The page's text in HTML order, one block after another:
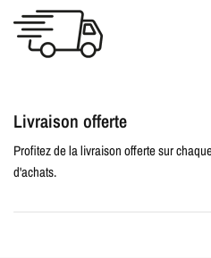
Livraison offerte
Profitez de la livraison offerte sur
d'achats.